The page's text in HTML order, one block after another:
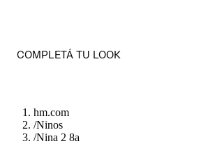
COMPLETÁ TU LOOK
hm.com
/Ninos
/Nina 2 8a